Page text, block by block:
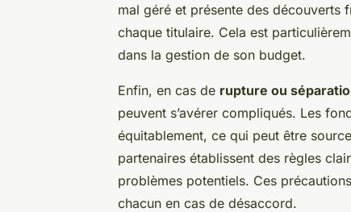
mal géré et présente des
chaque titulaire. Cela est
dans la gestion de son budget.
Enfin, en cas de rupture ou
peuvent s’avérer compliqués. Les
équitablement, ce qui peut être
partenaires établissent des règles
problèmes potentiels. Ces
chacun en cas de désaccord.